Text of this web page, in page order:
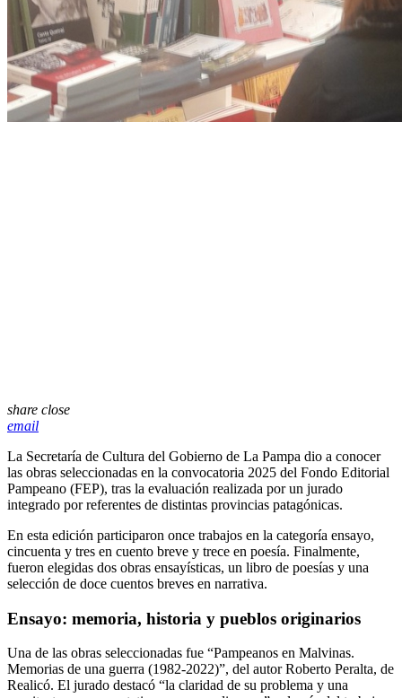
share close
email
La Secretaría de Cultura del Gobierno de La Pampa dio a conocer
las obras seleccionadas en la convocatoria 2025 del Fondo Editorial
Pampeano (FEP), tras la evaluación realizada por un jurado
integrado por referentes de distintas provincias patagónicas.
En esta edición participaron once trabajos en la categoría ensayo,
cincuenta y tres en cuento breve y trece en poesía. Finalmente,
fueron elegidas dos obras ensayísticas, un libro de poesías y una
selección de doce cuentos breves en narrativa.
Ensayo: memoria, historia y pueblos originarios
Una de las obras seleccionadas fue “Pampeanos en Malvinas.
Memorias de una guerra (1982-2022)”, del autor Roberto Peralta, de
Realicó. El jurado destacó “la claridad de su problema y una